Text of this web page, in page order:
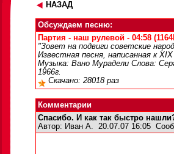
НАЗАД
Обсуждаем песню:
Партия - наш рулевой - 04:58
"Зовет на подвиги советские
Известная песня, написанная к
Музыка: Вано Мурадели Слова:
1966г.
Скачано: 28018 раз
Комментарии
Спасибо. И как так быстро
Автор: Иван А. 20.07.07 16:05